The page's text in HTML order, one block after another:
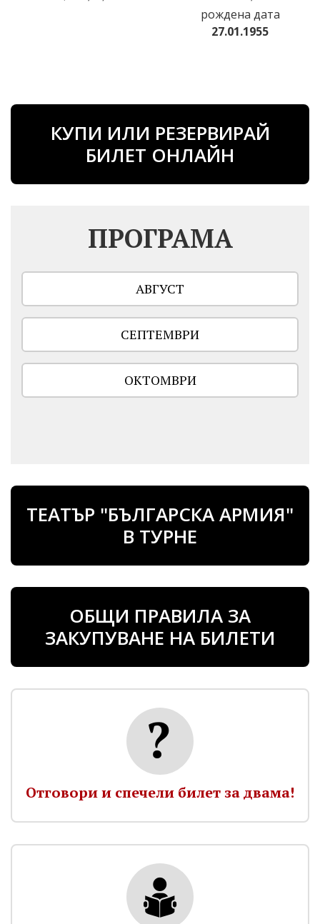
рождена дата
27.01.1955
КУПИ ИЛИ РЕЗЕРВИРАЙ
БИЛЕТ ОНЛАЙН
ПРОГРАМА
АВГУСТ
СЕПТЕМВРИ
ОКТОМВРИ
ТЕАТЪР "БЪЛГАРСКА АРМИЯ"
В ТУРНЕ
ОБЩИ ПРАВИЛА ЗА
ЗАКУПУВАНЕ НА БИЛЕТИ
Отговори и спечели билет за двама!